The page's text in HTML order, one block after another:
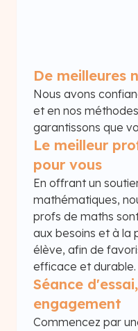
De meilleures
Nous avons
et en nos
garantissons que
Le meilleur
pour vous
En offrant un
mathématiques,
profs de maths
aux besoins et à la
élève, afin de
efficace et durable.
Séance
engagement
Commencez par